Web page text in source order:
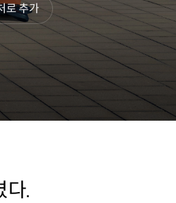
로 추가(새
창
열림)
다.